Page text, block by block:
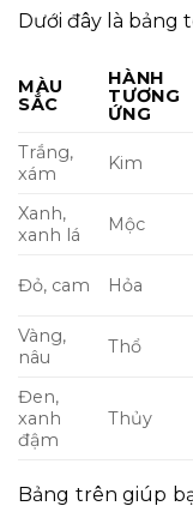
Dưới đây là bảng
MÀU
SẮC
HÀNH
TƯƠNG
ỨNG
Trắng,
xám
Kim
Xanh,
xanh lá
Mộc
Đỏ, cam Hỏa
Vàng,
nâu
Thổ
Đen,
xanh
đậm
Thủy
Bảng trên giúp